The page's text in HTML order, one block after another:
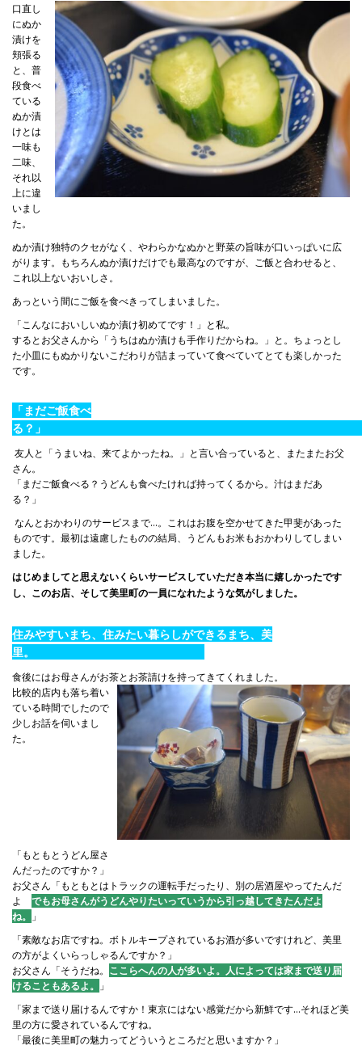
口直し
にぬか
漬けを
頬張る
と、普
段食べ
ている
ぬか漬
けとは
一味も
二味、
それ以
上に違
いまし
た。
ぬか漬け独特のクセがなく、やわらかなぬかと野菜の旨味が口いっぱいに広
がります。もちろんぬか漬けだけでも最高なのですが、ご飯と合わせると、
これ以上ないおいしさ。
あっという間にご飯を食べきってしまいました。
「こんなにおいしいぬか漬け初めてです！」と私。
するとお父さんから「うちはぬか漬けも手作りだからね。」と。ちょっとし
た小皿にもぬかりないこだわりが詰まっていて食べていてとても楽しかった
です。
「まだご飯食べ
る？
友人と「うまいね、来てよかったね。」と言い合っていると、またまたお父
さん。
「まだご飯食べる？うどんも食べたければ持ってくるから。汁はまだあ
る？」
なんとおかわりのサービスまで…。これはお腹を空かせてきた甲斐があった
ものです。最初は遠慮したものの結局、うどんもお米もおかわりしてしまい
ました。
はじめましてと思えないくらいサービスしていただき本当に嬉しかったです
し、このお店、そして美里町の一員になれたような気がしました。
住みやすいまち、住みたい暮らしができるまち、美
里。
食後にはお母さんがお茶とお茶請けを持ってきてくれました。
比較的店内も落ち着い
ている時間でしたので
少しお話を伺いまし
た。
「もともとうどん屋さ
んだったのですか？」
お父さん「もともとはトラックの運転手だったり、別の居酒屋やってたんだ
よ
でもお母さんがうどんやりたいっていうから引っ越してきたんだよ
ね。
」
「素敵なお店ですね。ボトルキープされているお酒が多いですけれど、美里
の方がよくいらっしゃるんですか？」
お父さん「そうだね。 ここらへんの人が多いよ。人によっては家まで送り届
けることもあるよ。
」
「家まで送り届けるんですか！東京にはない感覚だから新鮮です…それほど美
里の方に愛されているんですね。
「最後に美里町の魅力ってどういうところだと思いますか？」